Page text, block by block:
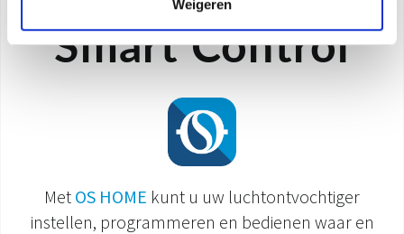
Weigeren
Smart Control
Met OS HOME kunt u uw luchtontvochtiger
instellen, programmeren en bedienen waar en